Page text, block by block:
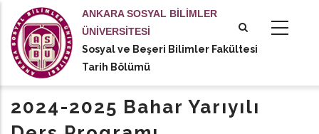
içeriğe
atla
ANKARA SOSYAL BİLİMLER
ÜNİVERSİTESİ
Sosyal ve Beşeri Bilimler Fakültesi
Tarih Bölümü
actions
2024-2025 Bahar Yarıyılı